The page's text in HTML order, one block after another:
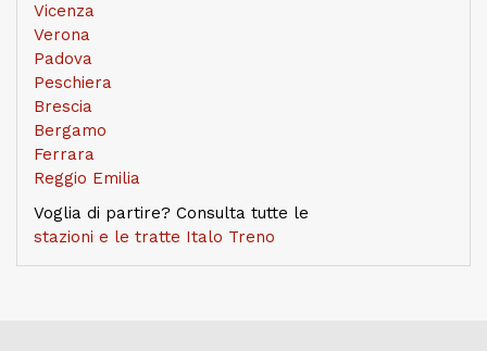
Vicenza
Verona
Padova
Peschiera
Brescia
Bergamo
Ferrara
Reggio Emilia
Voglia di partire? Consulta tutte le
stazioni e le tratte Italo Treno